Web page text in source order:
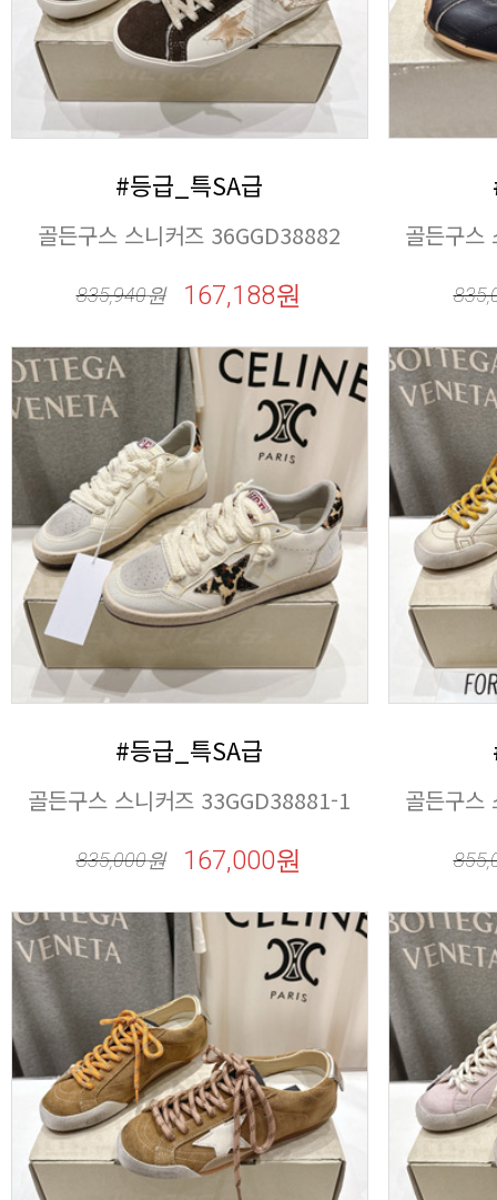
#등급_특SA급
골든구스 스니커즈 36GGD38882
835,940원 167,188원
골든구스
#등급_특SA급
골든구스 스니커즈 33GGD38881-1
835,000원 167,000원
골든구스